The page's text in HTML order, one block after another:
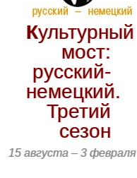
Культурный
мост:
русский-
немецкий.
Третий
сезон
15 августа – 3 февраля